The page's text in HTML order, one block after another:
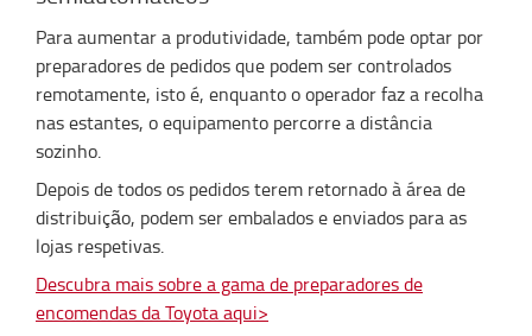
Para aumentar a produtividade, também pode optar por
preparadores de pedidos que podem ser controlados
remotamente, isto é, enquanto o operador faz a recolha
nas estantes, o equipamento percorre a distância
sozinho.
Depois de todos os pedidos terem retornado à área de
distribuição, podem ser embalados e enviados para as
lojas respetivas.
Descubra mais sobre a gama de preparadores de
encomendas da Toyota aqui>